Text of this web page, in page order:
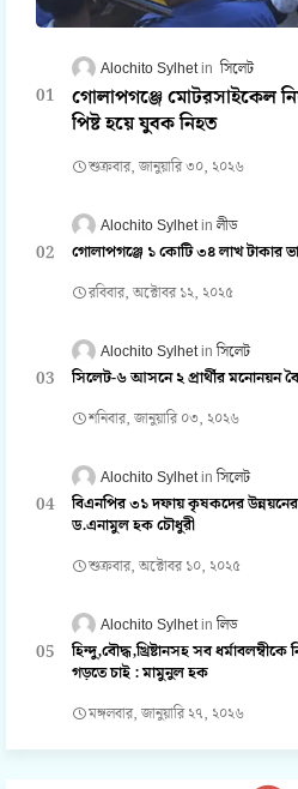
Alochito Sylhet সিলেট
গোলাপগঞ্জে মোটরসাইকেল
পিষ্ট হয়ে যুবক নিহত
শুক্রবার, জানুয়ারি ৩০, ২০২৬
Alochito Sylhet লীড
গোলাপগঞ্জে ১ কোটি ৩৪ লাখ টাকার
রবিবার, অক্টোবর ১২, ২০২৫
Alochito Sylhet সিলেট
সিলেট-৬ আসনে ২ প্রার্থীর মনোনয়ন
শনিবার, জানুয়ারি ০৩, ২০২৬
Alochito Sylhet সিলেট
বিএনপির ৩১ দফায় কৃষকদের উন্নয়নের
ড.এনামুল হক চৌধুরী
শুক্রবার, অক্টোবর ১০, ২০২৫
Alochito Sylhet লিড
হিন্দু,বৌদ্ধ,খ্রিষ্টানসহ সব ধর্মাবলম্বীকে
গড়তে চাই : মামুনুল হক
মঙ্গলবার, জানুয়ারি ২৭, ২০২৬